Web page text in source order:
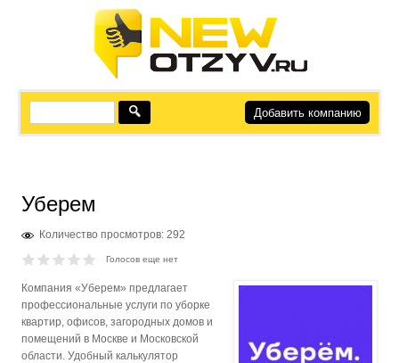
Добавить компанию
Уберем
Количество просмотров: 292
Голосов еще нет
Компания «Уберем» предлагает
профессиональные услуги по уборке
квартир, офисов, загородных домов и
помещений в Москве и Московской
области. Удобный калькулятор